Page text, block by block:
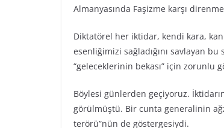
Almanyasında Faşizme karşı
Diktatörel her iktidar, kendi kara,
esenliğimizi sağladığını savlayan
“geleceklerinin bekası” için zorunlu
Böylesi günlerden geçiyoruz.
görülmüştü. Bir cunta generalinin
terörü”nün de göstergesiydi.